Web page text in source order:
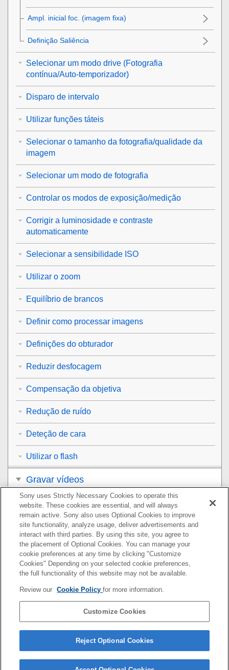
Ampl. inicial foc. (imagem fixa)
Definição Saliência
Selecionar um modo drive (Fotografia
contínua/Auto-temporizador)
Disparo de intervalo
Utilizar funções táteis
Selecionar o tamanho da fotografia/qualidade da
imagem
Selecionar um modo de fotografia
Controlar os modos de exposição/medição
Corrigir a luminosidade e contraste
automaticamente
Selecionar a sensibilidade ISO
Utilizar o zoom
Equilíbrio de brancos
Definir como processar imagens
Definições do obturador
Reduzir desfocagem
Compensação da objetiva
Redução de ruído
Deteção de cara
Utilizar o flash
Gravar vídeos
Visualização
Personalizar a câmara
Utilização das funções de rede
Utilizar um computador
Lista de itens do MENU
Precauções/Este produto
Se tiver problemas
Sony uses Strictly Necessary Cookies to operate this
website. These cookies are essential, and will always
remain active. Sony also uses Optional Cookies to improve
site functionality, analyze usage, deliver advertisements and
interact with third parties. By using this site, you agree to
the placement of Optional Cookies. You can manage your
cookie preferences at any time by clicking "Customize
Cookies" Depending on your selected cookie preferences,
the full functionality of this website may not be available.
Review our Cookie Policyfor more information.
Customize Cookies
Reject Optional Cookies